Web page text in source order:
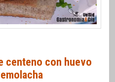
centeno con huevo